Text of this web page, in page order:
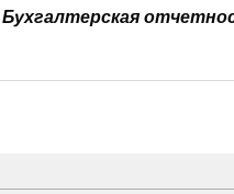
Бухгалтерская